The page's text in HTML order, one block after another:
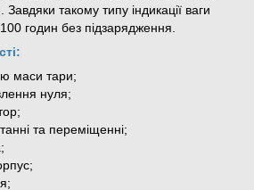
Завдяки такому типу індикації ваги
годин без підзарядження.
маси тари;
нуля;
та переміщенні;